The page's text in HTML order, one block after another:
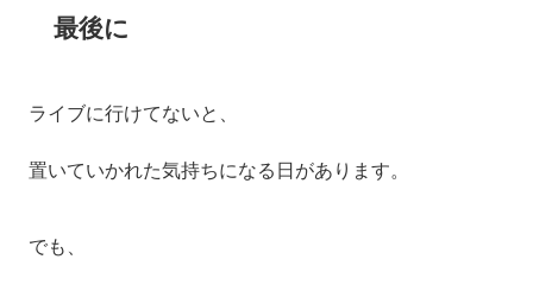
最後に
ライブに行けてないと、
置いていかれた気持ちになる日があります。
でも、